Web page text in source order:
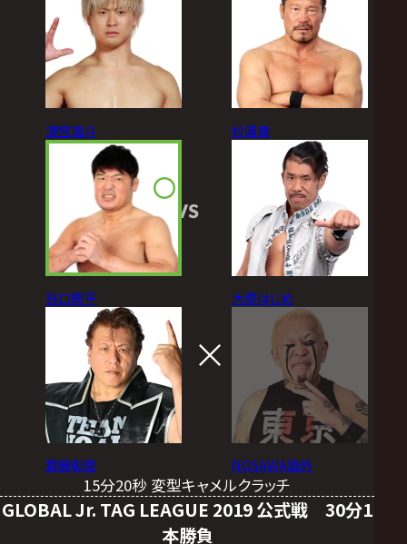
清宮海斗
谷口周平
齋藤彰俊
VS
杉浦貴
大原はじめ
NOSAWA論外
15分20秒 変型キャメルクラッチ
GLOBAL Jr. TAG LEAGUE 2019 公式戦 30分1
本勝負